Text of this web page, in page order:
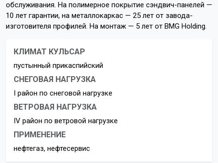
обслуживания. На полимерное покрытие сэндвич-панелей —
10 лет гарантии, на металлокаркас — 25 лет от завода-
изготовителя профилей. На монтаж — 5 лет от BMG Holding.
КЛИМАТ КУЛЬСАР
пустынный прикаспийский
СНЕГОВАЯ НАГРУЗКА
I район по снеговой нагрузке
ВЕТРОВАЯ НАГРУЗКА
IV район по ветровой нагрузке
ПРИМЕНЕНИЕ
нефтегаз, нефтесервис